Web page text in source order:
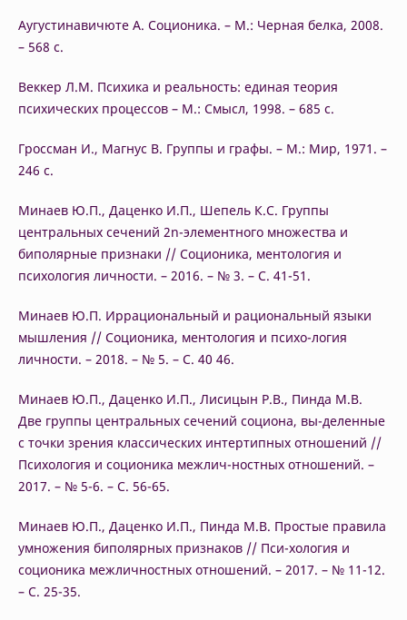
Аугустинавичюте А. Соционика. – М.: Черная белка, 2008.
– 568 с.
Веккер Л.М. Психика и реальность: единая теория
психических процессов – М.: Смысл, 1998. – 685 с.
Гроссман И., Магнус В. Группы и графы. – М.: Мир, 1971. –
246 с.
Минаев Ю.П., Даценко И.П., Шепель К.С. Группы
центральных сечений 2n-элементного множества и
биполярные признаки // Соционика, ментология и
психология личности. – 2016. – № 3. – С. 41-51.
Минаев Ю.П. Иррациональный и рациональный языки
мышления // Соционика, ментология и психо-логия
личности. – 2018. – № 5. – С. 40 46.
Минаев Ю.П., Даценко И.П., Лисицын Р.В., Пинда М.В.
Две группы центральных сечений социона, вы-деленные
с точки зрения классических интертипных отношений //
Психология и соционика межлич-ностных отношений. –
2017. – № 5-6. – С. 56-65.
Минаев Ю.П., Даценко И.П., Пинда М.В. Простые правила
умножения биполярных признаков // Пси-хология и
соционика межличностных отношений. – 2017. – № 11-12.
– С. 25-35.